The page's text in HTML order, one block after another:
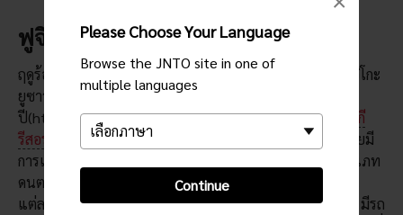
Please Choose Your Language
Browse the JNTO site in one of
multiple languages
Continue
ฟูจิร็อคเฟสติวัล
ฤดูร้อนเป็นช่วงเวลาที่ดีมากสำหรับการเยี่ยมชมเนื่องจากเอจิโกะ
ยูซาวะจะจัดงาน[ฟูจิร็อคเฟสติวัล]ประจำ
ปี(https://www.japan.travel/en/spot/286)ที่นะเอะบะสกี
รีสอร์ท
ในเดือนกรกฎาคมของทุกปี งานนี้จัดขึ้นสามวัน โดยมี
การแสดงดนตรีของศิลปินชาวญี่ปุ่นและต่างชาติจากทุกประเภท
ดนตรี แฟนๆ ดนตรีร็อคกว่า 100,000 คนจะมารวมตัวกันใน
แต่ละปีรอบๆ เวทีหลักเจ็ดแห่งและเวทีเล็กอื่นๆ อีกมากมาย มีรถ